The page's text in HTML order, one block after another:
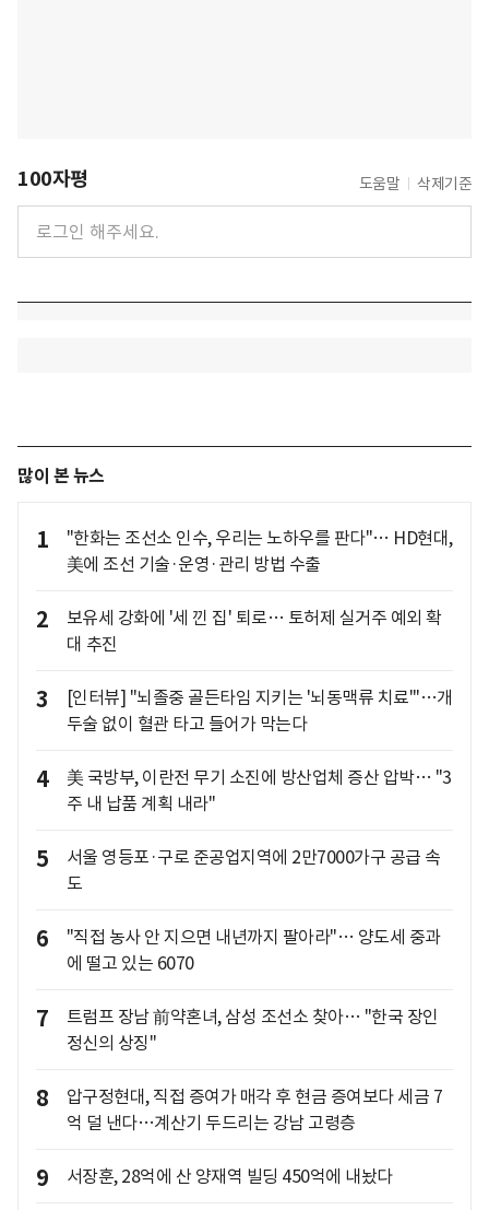
100자평 도움말 삭제기준
많이 본 뉴스
1
"한화는 조선소 인수, 우리는 노하우를 판다"… HD현대,
美에 조선 기술·운영·관리 방법 수출
2
보유세 강화에 '세 낀 집' 퇴로… 토허제 실거주 예외 확
대 추진
3
[인터뷰] "뇌졸중 골든타임 지키는 '뇌동맥류 치료'"…개
두술 없이 혈관 타고 들어가 막는다
4
美 국방부, 이란전 무기 소진에 방산업체 증산 압박… "3
주 내 납품 계획 내라"
5
서울 영등포·구로 준공업지역에 2만7000가구 공급 속
도
6
"직접 농사 안 지으면 내년까지 팔아라"… 양도세 중과
에 떨고 있는 6070
7
트럼프 장남 前약혼녀, 삼성 조선소 찾아… "한국 장인
정신의 상징"
8
압구정현대, 직접 증여가 매각 후 현금 증여보다 세금 7
억 덜 낸다…계산기 두드리는 강남 고령층
9 서장훈, 28억에 산 양재역 빌딩 450억에 내놨다